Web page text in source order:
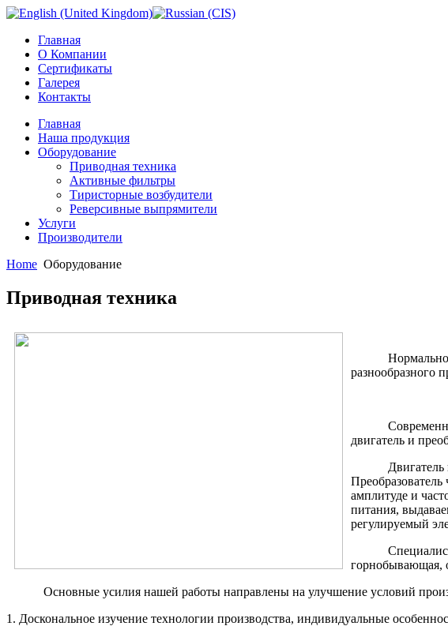
Главная
О Компании
Сертификаты
Галерея
Контакты
Главная
Наша продукция
Оборудование
Приводная техника
Активные фильтры
Тиристорные возбудители
Реверсивные выпрямители
Услуги
Производители
Home Оборудование
Приводная техника
разнообразного
двигатель и
амплитуде и
питания,
регулируемый
горнобывающая,
Основные усилия нашей работы направлены на улучшение условий
1. Доскональное изучение технологии производства, индивидуальные